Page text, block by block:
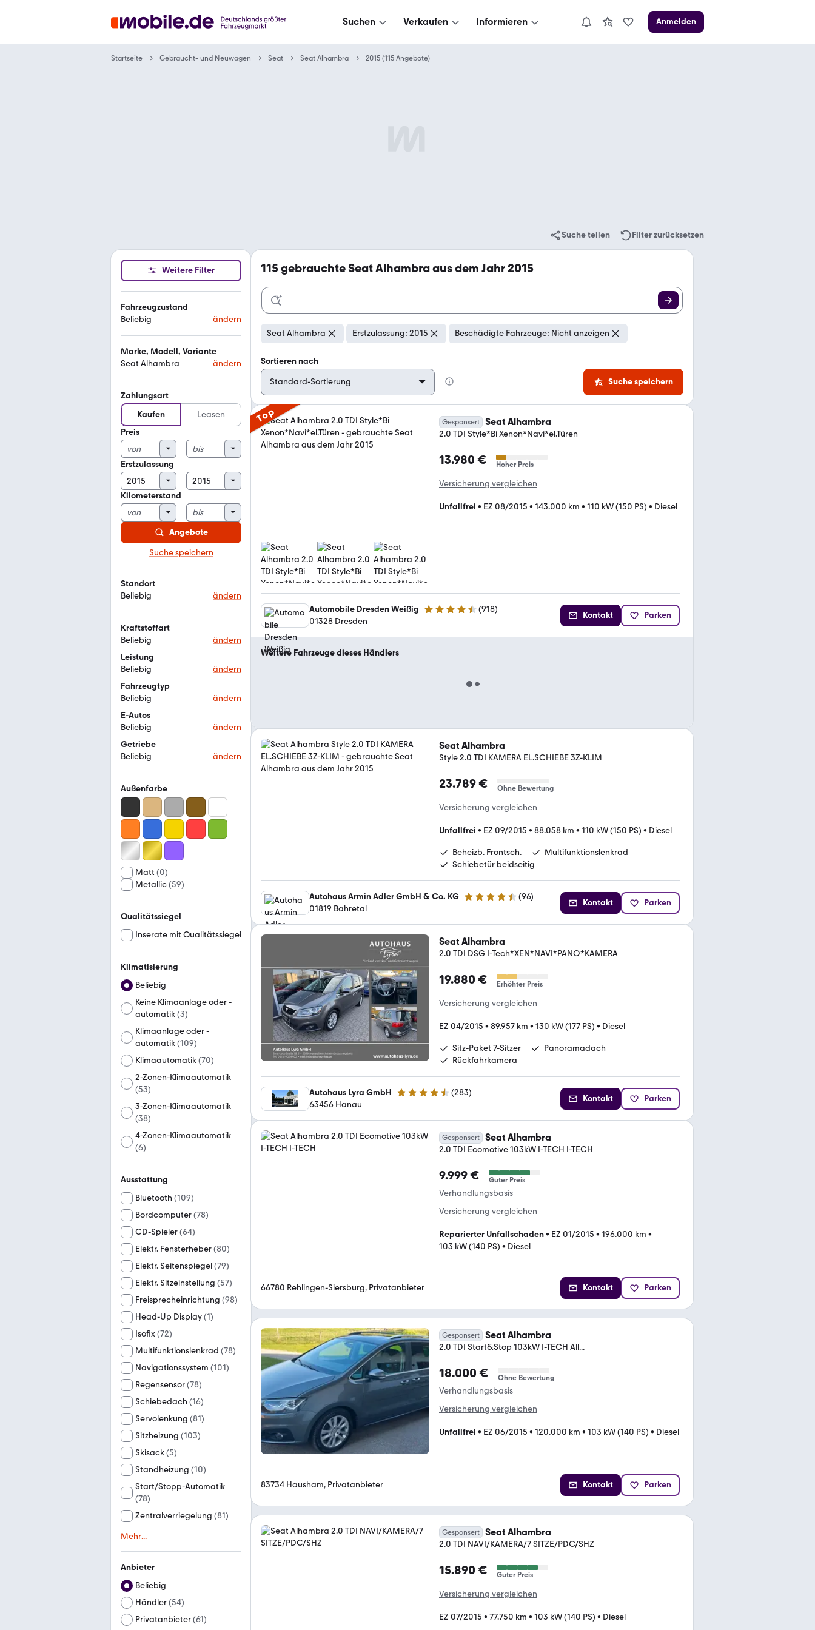
Suchen Verkaufen Informieren Anmelden
Startseite Gebraucht- und Neuwagen Seat Seat Alhambra 2015 (115 Angebote)
Suche teilen Filter zurücksetzen
Weitere Filter
Fahrzeugzustand
Beliebig
ändern
Marke, Modell, Variante
Seat Alhambra
ändern
Zahlungsart
Kaufen
Leasen
Preis
Erstzulassung
Kilometerstand
Angebote
Suche speichern
Standort
Beliebig
ändern
Kraftstoffart
Beliebig
ändern
Leistung
Beliebig
ändern
Fahrzeugtyp
Beliebig
ändern
E-Autos
Beliebig
ändern
Getriebe
Beliebig
ändern
Außenfarbe
Matt (0)
Metallic(59)
Qualitätssiegel
Inserate mit Qualitätssiegel
Klimatisierung
Beliebig
Keine Klimaanlage oder -
automatik(3)
Klimaanlage oder -
automatik(109)
Klimaautomatik(70)
2-Zonen-Klimaautomatik
(53)
3-Zonen-Klimaautomatik
(38)
4-Zonen-Klimaautomatik
(6)
Ausstattung
Bluetooth (109)
Bordcomputer(78)
CD-Spieler(64)
Elektr. Fensterheber(80)
Elektr. Seitenspiegel(79)
Elektr. Sitzeinstellung (57)
Freisprecheinrichtung (98)
Head-Up Display(1)
Isofix(72)
Multifunktionslenkrad (78)
Navigationssystem (101)
Regensensor(78)
Schiebedach (16)
Servolenkung (81)
Sitzheizung (103)
Skisack(5)
Standheizung (10)
Start/Stopp-Automatik
(78)
Zentralverriegelung (81)
Mehr...
Anbieter
Beliebig
Händler(54)
Privatanbieter(61)
115gebrauchte Seat Alhambra aus dem Jahr 2015
Seat Alhambra Erstzulassung: 2015 Beschädigte Fahrzeuge: Nicht anzeigen
Sortieren nach
Suche speichern
Top Gesponsert Seat Alhambra
2.0 TDI Style*Bi Xenon*Navi*el.Türen
13.980 € Hoher Preis
Versicherung vergleichen
Unfallfrei • EZ 08/2015 • 143.000 km • 110 kW (150 PS) • Diesel
Automobile Dresden Weißig 4.4 Sterne (918)
01328 Dresden
Kontakt Parken
Weitere Fahrzeuge dieses Händlers
Seat Alhambra
Style 2.0 TDI KAMERA EL.SCHIEBE 3Z-KLIM
23.789 € Ohne Bewertung
Versicherung vergleichen
Unfallfrei • EZ 09/2015 • 88.058 km • 110 kW (150 PS) • Diesel
Beheizb. Frontsch.
Multifunktionslenkrad
Schiebetür beidseitig
Autohaus Armin Adler GmbH & Co. KG 4.7 Sterne (96)
01819 Bahretal
Kontakt Parken
Seat Alhambra
2.0 TDI DSG I-Tech*XEN*NAVI*PANO*KAMERA
19.880 € Erhöhter Preis
Versicherung vergleichen
EZ 04/2015 • 89.957 km • 130 kW (177 PS) • Diesel
Sitz-Paket 7-Sitzer
Panoramadach
Rückfahrkamera
Autohaus Lyra GmbH 4.7 Sterne (283)
63456 Hanau
Kontakt Parken
Gesponsert Seat Alhambra
2.0 TDI Ecomotive 103kW I-TECH I-TECH
9.999 € Guter Preis
Verhandlungsbasis
Versicherung vergleichen
Reparierter Unfallschaden• EZ 01/2015 • 196.000 km •
103 kW (140 PS) • Diesel
66780 Rehlingen-Siersburg, Privatanbieter Kontakt Parken
Gesponsert Seat Alhambra
2.0 TDI Start&Stop 103kW I-TECH All...
18.000 € Ohne Bewertung
Verhandlungsbasis
Versicherung vergleichen
Unfallfrei • EZ 06/2015 • 120.000 km • 103 kW (140 PS) • Diesel
83734 Hausham, Privatanbieter Kontakt Parken
Gesponsert Seat Alhambra
2.0 TDI NAVI/KAMERA/7 SITZE/PDC/SHZ
15.890 € Guter Preis
Versicherung vergleichen
EZ 07/2015 • 77.750 km • 103 kW (140 PS) • Diesel